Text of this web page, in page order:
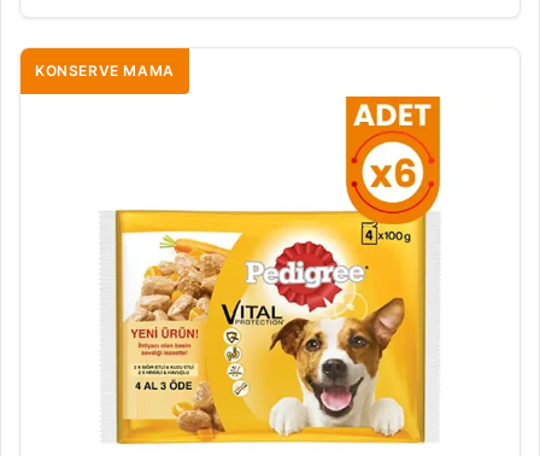
KONSERVE MAMA